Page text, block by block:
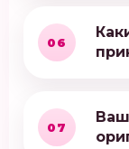
06
07